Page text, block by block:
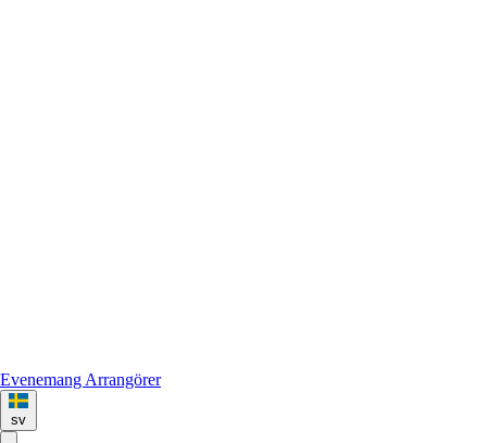
Evenemang Arrangörer
sv